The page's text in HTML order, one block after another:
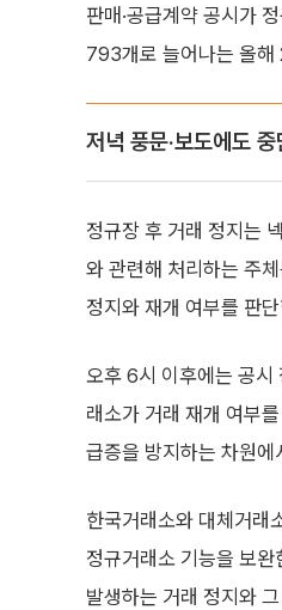
판매·공급계약 공시가
793개로 늘어나는 올해
저녁 풍문·보도에도
정규장 후 거래 정지는
와 관련해 처리하는 주
정지와 재개 여부를 판
오후 6시 이후에는 공시
래소가 거래 재개 여부
급증을 방지하는 차원에
한국거래소와 대체거래
정규거래소 기능을 보
발생하는 거래 정지와